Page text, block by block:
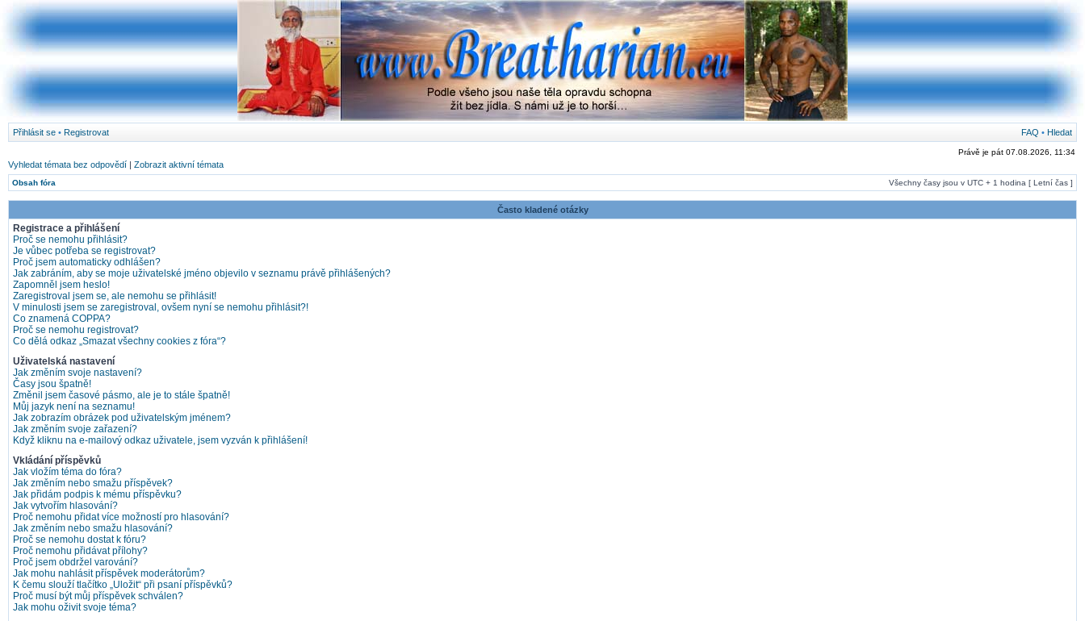
Přihlásit se • Registrovat FAQ • Hledat
Právě je pát 07.08.2026, 11:34
Vyhledat témata bez odpovědí | Zobrazit aktivní témata
Obsah fóra Všechny časy jsou v UTC + 1 hodina [ Letní čas ]
Často kladené otázky
Registrace a přihlášení
Proč se nemohu přihlásit?
Je vůbec potřeba se registrovat?
Proč jsem automaticky odhlášen?
Jak zabráním, aby se moje uživatelské jméno objevilo v seznamu právě přihlášených?
Zapomněl jsem heslo!
Zaregistroval jsem se, ale nemohu se přihlásit!
V minulosti jsem se zaregistroval, ovšem nyní se nemohu přihlásit?!
Co znamená COPPA?
Proč se nemohu registrovat?
Co dělá odkaz „Smazat všechny cookies z fóra“?
Uživatelská nastavení
Jak změním svoje nastavení?
Časy jsou špatně!
Změnil jsem časové pásmo, ale je to stále špatně!
Můj jazyk není na seznamu!
Jak zobrazím obrázek pod uživatelským jménem?
Jak změním svoje zařazení?
Když kliknu na e-mailový odkaz uživatele, jsem vyzván k přihlášení!
Vkládání příspěvků
Jak vložím téma do fóra?
Jak změním nebo smažu příspěvek?
Jak přidám podpis k mému příspěvku?
Jak vytvořím hlasování?
Proč nemohu přidat více možností pro hlasování?
Jak změním nebo smažu hlasování?
Proč se nemohu dostat k fóru?
Proč nemohu přidávat přílohy?
Proč jsem obdržel varování?
Jak mohu nahlásit příspěvek moderátorům?
K čemu slouží tlačítko „Uložit“ při psaní příspěvků?
Proč musí být můj příspěvek schválen?
Jak mohu oživit svoje téma?